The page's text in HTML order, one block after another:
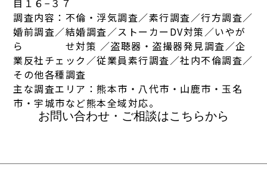
目１６−３７
調査内容：不倫・浮気調査／素行調査／行方調査／
婚前調査／結婚調査／ストーカーDV対策／いやが
ら せ対策 ／盗聴器・盗撮器発見調査／企
業反社チェック／従業員素行調査／社内不倫調査／
その他各種調査
主な調査エリア：熊本市・八代市・山鹿市・玉名
市・宇城市など熊本全域対応。
お問い合わせ・ご相談はこちらから